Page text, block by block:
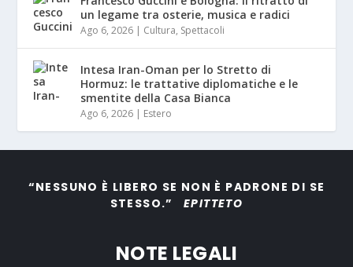
un legame tra osterie, musica e radici
Ago 6, 2026 | Cultura, Spettacoli
Intesa Iran-Oman per lo Stretto di
Hormuz: le trattative diplomatiche e le
smentite della Casa Bianca
Ago 6, 2026 | Estero
“NESSUNO È LIBERO SE NON È PADRONE DI SE
STESSO.”EPITTETO
NOTE LEGALI